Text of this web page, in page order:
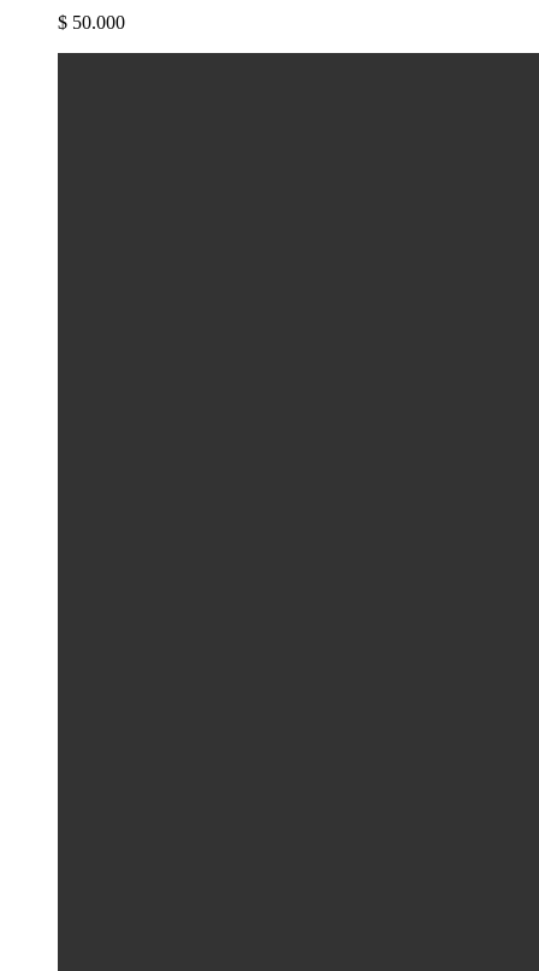
$ 50.000